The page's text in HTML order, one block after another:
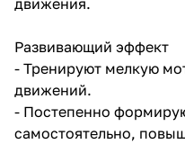
Развивающий эффект
- Тренируют мелкую
движений.
- Постепенно
самостоятельно,